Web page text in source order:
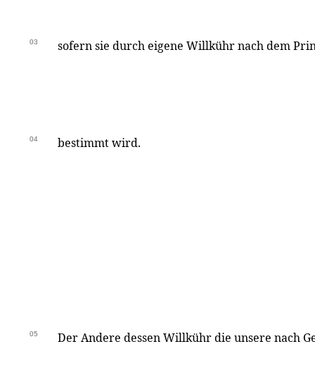
03 sofern sie durch eigene Willkühr nach dem
04 bestimmt wird.
05 Der Andere dessen Willkühr die unsere nach